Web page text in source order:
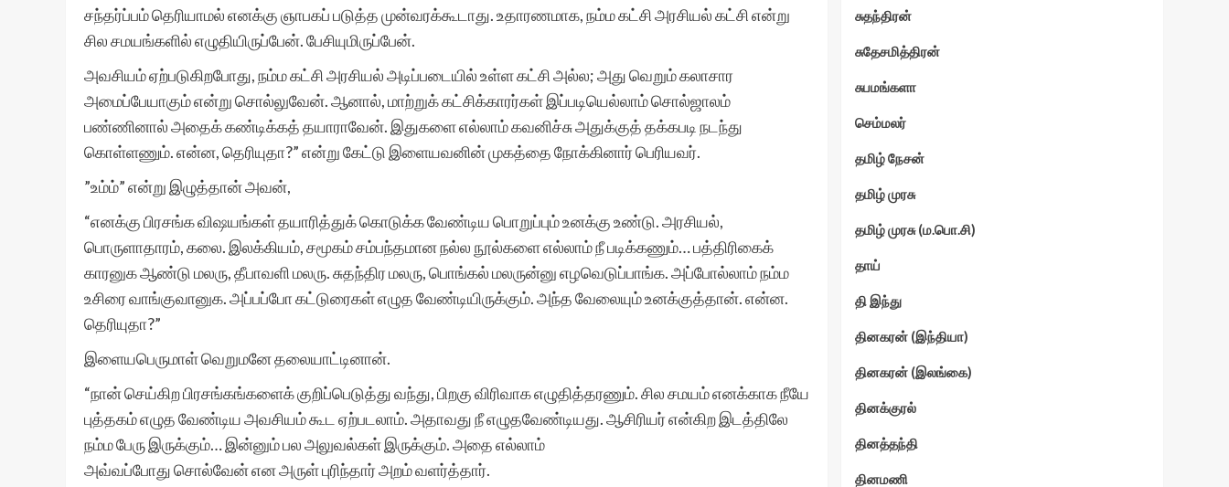
சந்தர்ப்பம் தெரியாமல் எனக்கு ஞாபகப் படுத்த முன்வரக்கூடாது. உதாரணமாக, நம்ம கட்சி அரசியல் கட்சி என்று
சில சமயங்களில் எழுதியிருப்பேன். பேசியுமிருப்பேன்.
அவசியம் ஏற்படுகிறபோது, நம்ம கட்சி அரசியல் அடிப்படையில் உள்ள கட்சி அல்ல; அது வெறும் கலாசார
அமைப்பேயாகும் என்று சொல்லுவேன். ஆனால், மாற்றுக் கட்சிக்காரர்கள் இப்படியெல்லாம் சொல்ஜாலம்
பண்ணினால் அதைக் கண்டிக்கத் தயாராவேன். இதுகளை எல்லாம் கவனிச்சு அதுக்குத் தக்கபடி நடந்து
கொள்ளணும். என்ன, தெரியுதா?” என்று கேட்டு இளையவனின் முகத்தை நோக்கினார் பெரியவர்.
”உம்ம்” என்று இழுத்தான் அவன்,
“எனக்கு பிரசங்க விஷயங்கள் தயாரித்துக் கொடுக்க வேண்டிய பொறுப்பும் உனக்கு உண்டு. அரசியல்,
பொருளாதாரம், கலை. இலக்கியம், சமூகம் சம்பந்தமான நல்ல நூல்களை எல்லாம் நீ படிக்கணும்… பத்திரிகைக்
காரனுக ஆண்டு மலரு, தீபாவளி மலரு. சுதந்திர மலரு, பொங்கல் மலருன்னு எழவெடுப்பாங்க. அப்போல்லாம் நம்ம
உசிரை வாங்குவானுக. அப்பப்போ கட்டுரைகள் எழுத வேண்டியிருக்கும். அந்த வேலையும் உனக்குத்தான். என்ன.
தெரியுதா?”
இளையபெருமாள் வெறுமனே தலையாட்டினான்.
“நான் செய்கிற பிரசங்கங்களைக் குறிப்பெடுத்து வந்து, பிறகு விரிவாக எழுதித்தரணும். சில சமயம் எனக்காக நீயே
புத்தகம் எழுத வேண்டிய அவசியம் கூட ஏற்படலாம். அதாவது நீ எழுதவேண்டியது. ஆசிரியர் என்கிற இடத்திலே
நம்ம பேரு இருக்கும்… இன்னும் பல அலுவல்கள் இருக்கும். அதை எல்லாம்
அவ்வப்போது சொல்வேன் என அருள் புரிந்தார் அறம் வளர்த்தார்.
சுதந்திரன்
சுதேசமித்திரன்
சுபமங்களா
செம்மலர்
தமிழ் நேசன்
தமிழ் முரசு
தமிழ் முரசு (ம.பொ.சி)
தாய்
தி இந்து
தினகரன் (இந்தியா)
தினகரன் (இலங்கை)
தினக்குரல்
தினத்தந்தி
தினமணி